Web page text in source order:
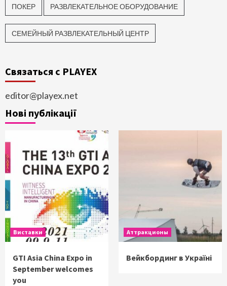
ПОКЕР РАЗВЛЕКАТЕЛЬНОЕ ОБОРУДОВАНИЕ
СЕМЕЙНЫЙ РАЗВЛЕКАТЕЛЬНЫЙ ЦЕНТР
Связаться с PLAYEX
editor@playex.net
Нові публікації
Виставки
GTI Asia China Expo in
September welcomes
you
Аттракционы
Вейкбординг в Україні